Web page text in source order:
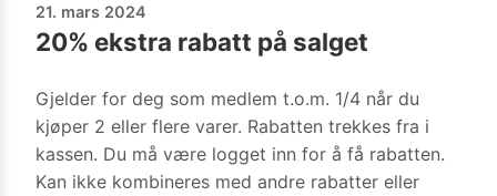
21. mars 2024
20% ekstra rabatt på salget
Gjelder for deg som medlem t.o.m. 1/4 når du
kjøper 2 eller flere varer. Rabatten trekkes fra i
kassen. Du må være logget inn for å få rabatten.
Kan ikke kombineres med andre rabatter eller